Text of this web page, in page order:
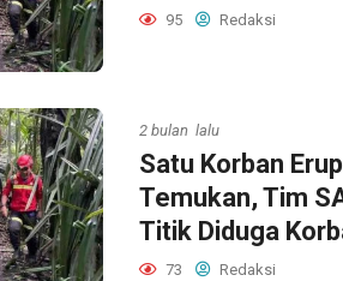
95 Redaksi
2 bulan lalu
Satu Korban
Temukan, Tim
Titik Diduga
73 Redaksi